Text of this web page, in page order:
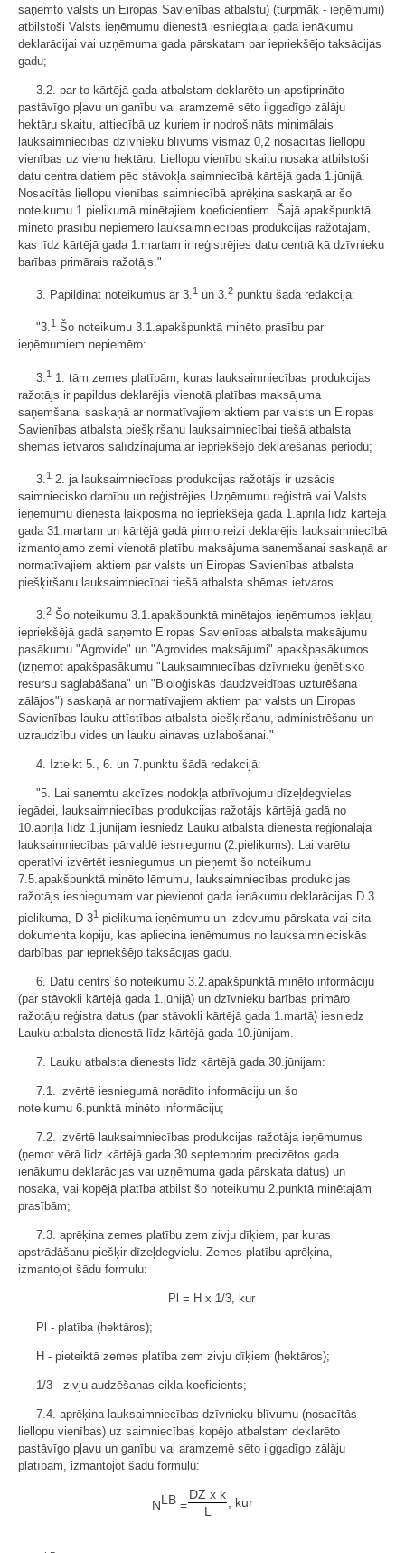
saņemto valsts un Eiropas Savienības atbalstu) (turpmāk - ieņēmumi)
atbilstoši Valsts ieņēmumu dienestā iesniegtajai gada ienākumu
deklarācijai vai uzņēmuma gada pārskatam par iepriekšējo taksācijas
gadu;
3.2. par to kārtējā gada atbalstam deklarēto un apstiprināto
pastāvīgo pļavu un ganību vai aramzemē sēto ilggadīgo zālāju
hektāru skaitu, attiecībā uz kuriem ir nodrošināts minimālais
lauksaimniecības dzīvnieku blīvums vismaz 0,2 nosacītās liellopu
vienības uz vienu hektāru. Liellopu vienību skaitu nosaka atbilstoši
datu centra datiem pēc stāvokļa saimniecībā kārtējā gada 1.jūnijā.
Nosacītās liellopu vienības saimniecībā aprēķina saskaņā ar šo
noteikumu 1.pielikumā minētajiem koeficientiem. Šajā apakšpunktā
minēto prasību nepiemēro lauksaimniecības produkcijas ražotājam,
kas līdz kārtējā gada 1.martam ir reģistrējies datu centrā kā dzīvnieku
barības primārais ražotājs."
3. Papildināt noteikumus ar 3. 1 un 3. 2 punktu šādā redakcijā:
"3.1 Šo noteikumu 3.1.apakšpunktā minēto prasību par
ieņēmumiem nepiemēro:
3. 1 1. tām zemes platībām, kuras lauksaimniecības produkcijas
ražotājs ir papildus deklarējis vienotā platības maksājuma
saņemšanai saskaņā ar normatīvajiem aktiem par valsts un Eiropas
Savienības atbalsta piešķiršanu lauksaimniecībai tiešā atbalsta
shēmas ietvaros salīdzinājumā ar iepriekšējo deklarēšanas periodu;
3. 1 2. ja lauksaimniecības produkcijas ražotājs ir uzsācis
saimniecisko darbību un reģistrējies Uzņēmumu reģistrā vai Valsts
ieņēmumu dienestā laikposmā no iepriekšējā gada 1.aprīļa līdz kārtējā
gada 31.martam un kārtējā gadā pirmo reizi deklarējis lauksaimniecībā
izmantojamo zemi vienotā platību maksājuma saņemšanai saskaņā ar
normatīvajiem aktiem par valsts un Eiropas Savienības atbalsta
piešķiršanu lauksaimniecībai tiešā atbalsta shēmas ietvaros
3.2 Šo noteikumu 3.1.apakšpunktā minētajos ieņēmumos iekļauj
iepriekšējā gadā saņemto Eiropas Savienības atbalsta maksājumu
pasākumu "Agrovide" un "Agrovides maksājumi" apakšpasākumos
(izņemot apakšpasākumu "Lauksaimniecības dzīvnieku ģenētisko
resursu saglabāšana" un "Bioloģiskās daudzveidības uzturēšana
zālājos") saskaņā ar normatīvajiem aktiem par valsts un Eiropas
Savienības lauku attīstības atbalsta piešķiršanu, administrēšanu un
uzraudzību vides un lauku ainavas uzlabošanai."
4. Izteikt 5., 6. un 7.punktu šādā redakcijā:
"5. Lai saņemtu akcīzes nodokļa atbrīvojumu dīzeļdegvielas
iegādei, lauksaimniecības produkcijas ražotājs kārtējā gadā no
10.aprīļa līdz 1.jūnijam iesniedz Lauku atbalsta dienesta reģionālajā
lauksaimniecības pārvaldē iesniegumu (2.pielikums). Lai varētu
operatīvi izvērtēt iesniegumus un pieņemt šo noteikumu
7.5.apakšpunktā minēto lēmumu, lauksaimniecības produkcijas
ražotājs iesniegumam var pievienot gada ienākumu deklarācijas D 3
pielikuma, D 31 pielikuma ieņēmumu un izdevumu pārskata vai cita
dokumenta kopiju, kas apliecina ieņēmumus no lauksaimnieciskās
darbības par iepriekšējo taksācijas gadu.
6. Datu centrs šo noteikumu 3.2.apakšpunktā minēto informāciju
(par stāvokli kārtējā gada 1.jūnijā) un dzīvnieku barības primāro
ražotāju reģistra datus (par stāvokli kārtējā gada 1.martā) iesniedz
Lauku atbalsta dienestā līdz kārtējā gada 10.jūnijam.
7. Lauku atbalsta dienests līdz kārtējā gada 30.jūnijam:
7.1. izvērtē iesniegumā norādīto informāciju un šo
noteikumu 6. punktā minēto informāciju;
7.2. izvērtē lauksaimniecības produkcijas ražotāja ieņēmumus
(ņemot vērā līdz kārtējā gada 30.septembrim precizētos gada
ienākumu deklarācijas vai uzņēmuma gada pārskata datus) un
nosaka, vai kopējā platība atbilst šo noteikumu 2. punktā minētajām
prasībām;
7.3. aprēķina zemes platību zem zivju dīķiem, par kuras
apstrādāšanu piešķir dīzeļdegvielu. Zemes platību aprēķina,
izmantojot šādu formulu:
Pl = H x 1/3, kur
Pl - platība (hektāros);
H - pieteiktā zemes platība zem zivju dīķiem (hektāros);
1/3 - zivju audzēšanas cikla koeficients;
7.4. aprēķina lauksaimniecības dzīvnieku blīvumu (nosacītās
liellopu vienības) uz saimniecības kopējo atbalstam deklarēto
pastāvīgo pļavu un ganību vai aramzemē sēto ilggadīgo zālāju
platībām, izmantojot šādu formulu:
NLB =
DZ x k
, kur
L